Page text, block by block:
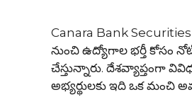
Canara Bank
నుంచి ఉద్యోగాల భర్తీ కోసం
చేస్తున్నారు. దేశవ్యాప్తంగా
అభ్యర్థులకు ఇది ఒక మంచి